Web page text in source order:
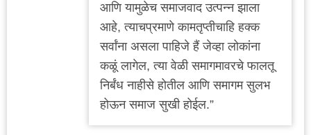
आणि यामुळेच समाजवाद उत्पन्न झाला
आहे, त्याचप्रमाणे कामतृप्तीचाहि हक्क
सर्वांना असला पाहिजे हैं जेव्हा लोकांना
कळूं लागेल, त्या वेळी समागमावरचे फालतू
निर्बंध नाहीसे होतील आणि समागम सुलभ
होऊन समाज सुखी होईल.”